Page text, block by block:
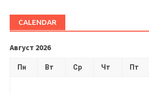
CALENDAR
Август 2026
Пн Вт Ср Чт Пт